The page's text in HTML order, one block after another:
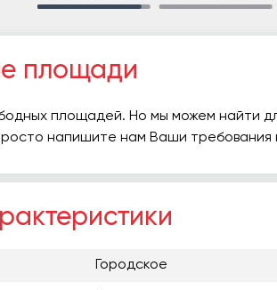
площади
площадей. Но мы можем найти
напишите нам Ваши требования
Городское